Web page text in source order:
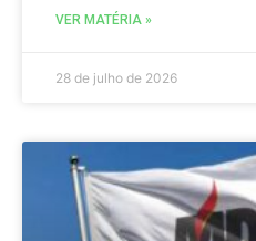
VER MATÉRIA »
28 de julho de 2026